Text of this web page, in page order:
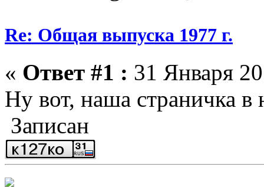
Re: Общая выпуска 1977 г.
« Ответ #1 : 31 Января
Ну вот, наша страничка в
Записан